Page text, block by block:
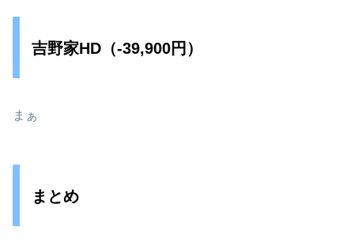
吉野家HD（-39,900円）
まぁ
まとめ